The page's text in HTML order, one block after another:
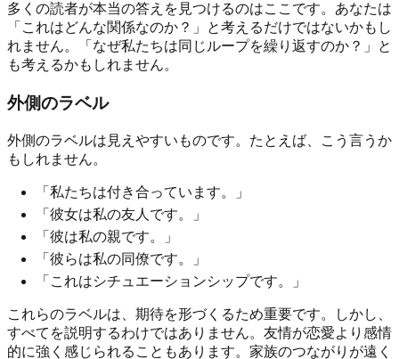
多くの読者が本当の答えを見つけるのはここです。あなたは
「これはどんな関係なのか？」と考えるだけではないかもし
れません。「なぜ私たちは同じループを繰り返すのか？」と
も考えるかもしれません。
外側のラベル
外側のラベルは見えやすいものです。たとえば、こう言うか
もしれません。
「私たちは付き合っています。」
「彼女は私の友人です。」
「彼は私の親です。」
「彼らは私の同僚です。」
「これはシチュエーションシップです。」
これらのラベルは、期待を形づくるため重要です。しかし、
すべてを説明するわけではありません。友情が恋愛より感情
的に強く感じられることもあります。家族のつながりが遠く